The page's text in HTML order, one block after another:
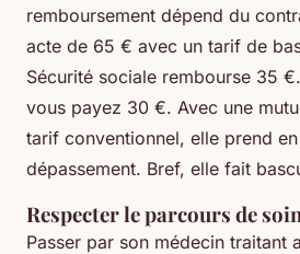
remboursement dépend du
acte de 65 € avec un tarif de
Sécurité sociale rembourse 35
vous payez 30 €. Avec une
tarif conventionnel, elle prend
dépassement. Bref, elle fait
Respecter le parcours de
Passer par son médecin traitant